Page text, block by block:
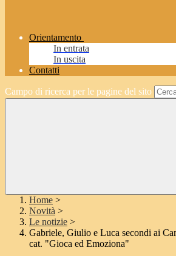
Orientamento
In entrata
In uscita
Contatti
Campo di ricerca per le pagine del sito
Home >
Novità >
Le notizie >
Gabriele, Giulio e Luca secondi ai
cat. "Gioca ed Emoziona"